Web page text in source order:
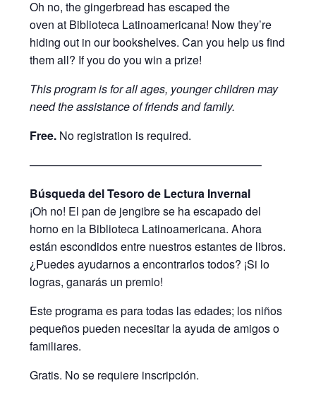
Oh no, the gingerbread has escaped the
oven at Biblioteca Latinoamericana! Now they’re
hiding out in our bookshelves. Can you help us find
them all? If you do you win a prize!
This program is for all ages, younger children may
need the assistance of friends and family.
Free. No registration is required.
————————————————————–
Búsqueda del Tesoro de Lectura Invernal
¡Oh no! El pan de jengibre se ha escapado del
horno en la Biblioteca Latinoamericana. Ahora
están escondidos entre nuestros estantes de libros.
¿Puedes ayudarnos a encontrarlos todos? ¡Si lo
logras, ganarás un premio!
Este programa es para todas las edades; los niños
pequeños pueden necesitar la ayuda de amigos o
familiares.
Gratis. No se requiere inscripción.